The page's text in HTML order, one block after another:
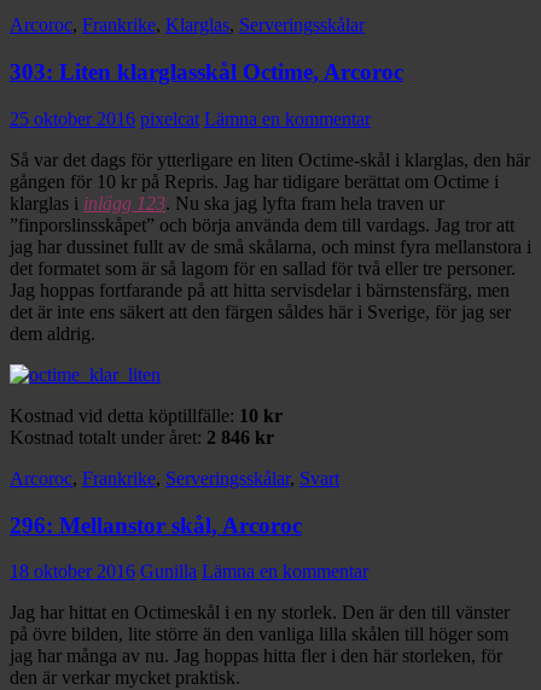
Arcoroc, Frankrike, Klarglas, Serveringsskålar
303: Liten klarglasskål Octime, Arcoroc
25 oktober 2016 pixelcat Lämna en kommentar
Så var det dags för ytterligare en liten Octime-skål i klarglas, den här
gången för 10 kr på Repris. Jag har tidigare berättat om Octime i
klarglas i inlägg 123. Nu ska jag lyfta fram hela traven ur
”finporslinsskåpet” och börja använda dem till vardags. Jag tror att
jag har dussinet fullt av de små skålarna, och minst fyra mellanstora i
det formatet som är så lagom för en sallad för två eller tre personer.
Jag hoppas fortfarande på att hitta servisdelar i bärnstensfärg, men
det är inte ens säkert att den färgen såldes här i Sverige, för jag ser
dem aldrig.
Kostnad vid detta köptillfälle: 10 kr
Kostnad totalt under året: 2 846 kr
Arcoroc, Frankrike, Serveringsskålar, Svart
296: Mellanstor skål, Arcoroc
18 oktober 2016 Gunilla Lämna en kommentar
Jag har hittat en Octimeskål i en ny storlek. Den är den till vänster
på övre bilden, lite större än den vanliga lilla skålen till höger som
jag har många av nu. Jag hoppas hitta fler i den här storleken, för
den är verkar mycket praktisk.